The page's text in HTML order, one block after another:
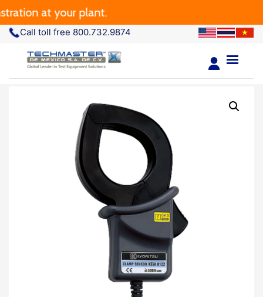
at your plant.
Call toll free 800.732.9874